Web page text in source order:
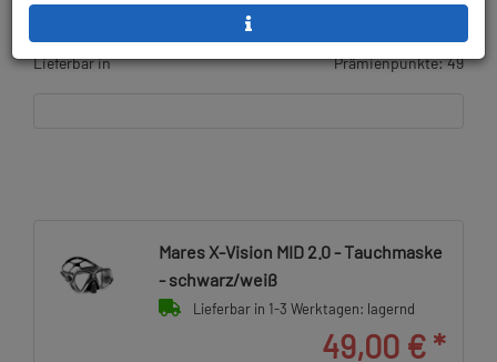
gültig bis 06.08.2026
Lieferbar in Prämienpunkte: 49
Mares X-Vision MID 2.0 - Tauchmaske
- schwarz/weiß
Lieferbar in 1-3 Werktagen: lagernd
49,00 € *